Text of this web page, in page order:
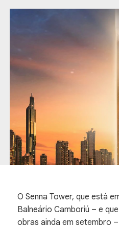
O Senna Tower, que está
Balneário Camboriú – e
obras ainda em setembro